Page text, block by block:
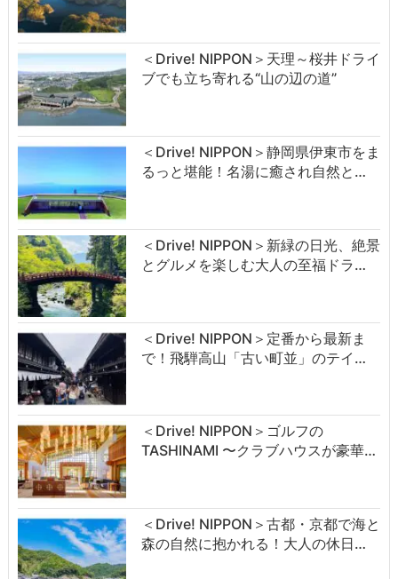
＜Drive! NIPPON＞天理～桜井ドライ
ブでも立ち寄れる“山の辺の道”
＜Drive! NIPPON＞静岡県伊東市をま
るっと堪能！名湯に癒され自然と…
＜Drive! NIPPON＞新緑の日光、絶景
とグルメを楽しむ大人の至福ドラ…
＜Drive! NIPPON＞定番から最新ま
で！飛騨高山「古い町並」のテイ…
＜Drive! NIPPON＞ゴルフの
TASHINAMI 〜クラブハウスが豪華…
＜Drive! NIPPON＞古都・京都で海と
森の自然に抱かれる！大人の休日…